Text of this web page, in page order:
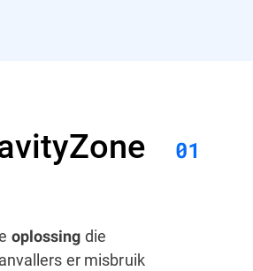
oplossing die
er misbruik